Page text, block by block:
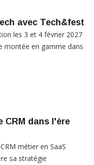
avec Tech&fest
les 3 et 4 février 2027
montée en gamme dans
CRM dans l'ère
métier en SaaS
sa stratégie